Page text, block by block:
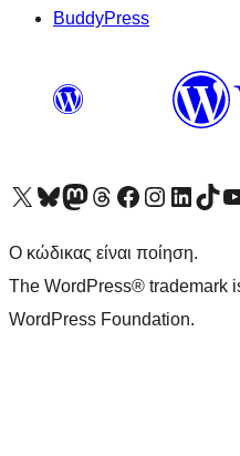
BuddyPress
Visit our X (formerly Twitter) account
Visit our Bluesky account
Επισκεφθείτε τον λογαριασμό μας στο Mastodon
Visit our Threads account
Επισκεφτείτε τη σελίδα μας στο Facebook
Επισκεφθείτε τον λογαριασμό μας
Επισκεφθείτε τον
Visit our
Ο κώδικας είναι ποίηση.
The WordPress® trademark
WordPress Foundation.